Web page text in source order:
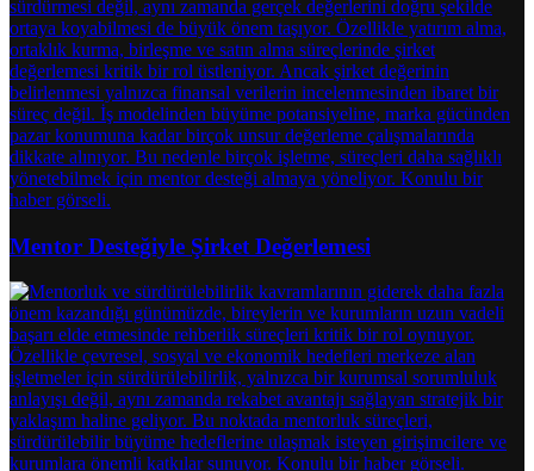
Mentor Desteğiyle Şirket Değerlemesi